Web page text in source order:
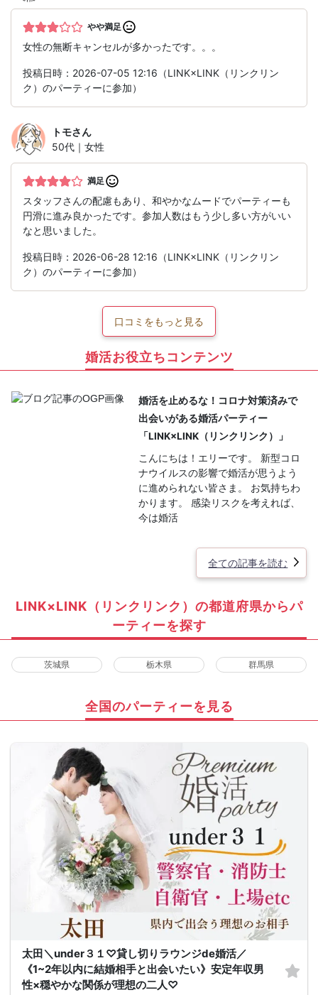
やや満足
女性の無断キャンセルが多かったです。。。
投稿日時：2026-07-05 12:16（LINK×LINK（リンクリン
ク）のパーティーに参加）
トモさん
50代｜女性
満足
スタッフさんの配慮もあり、和やかなムードでパーティーも
円滑に進み良かったです。参加人数はもう少し多い方がいい
なと思いました。
投稿日時：2026-06-28 12:16（LINK×LINK（リンクリン
ク）のパーティーに参加）
口コミをもっと見る
婚活お役立ちコンテンツ
婚活を止めるな！コロナ対策済みで
出会いがある婚活パーティー
「LINK×LINK（リンクリンク）」
こんにちは！エリーです。 新型コロ
ナウイルスの影響で婚活が思うよう
に進められない皆さま。 お気持ちわ
かります。 感染リスクを考えれば、
今は婚活
全ての記事を読む
LINK×LINK（リンクリンク）の都道府県からパ
ーティーを探す
茨城県 栃木県 群馬県
全国のパーティーを見る
太田＼under３１♡貸し切りラウンジde婚活／
《1~2年以内に結婚相手と出会いたい》安定年収男
性×穏やかな関係が理想の二人♡